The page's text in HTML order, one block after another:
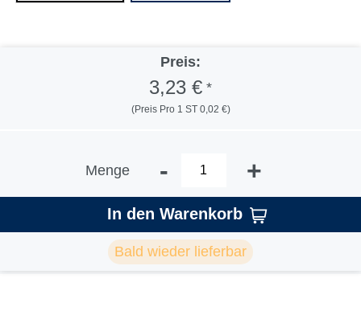
Preis:
3,23 € *
(Preis Pro 1 ST 0,02 €)
Menge - +
In den Warenkorb
Bald wieder lieferbar